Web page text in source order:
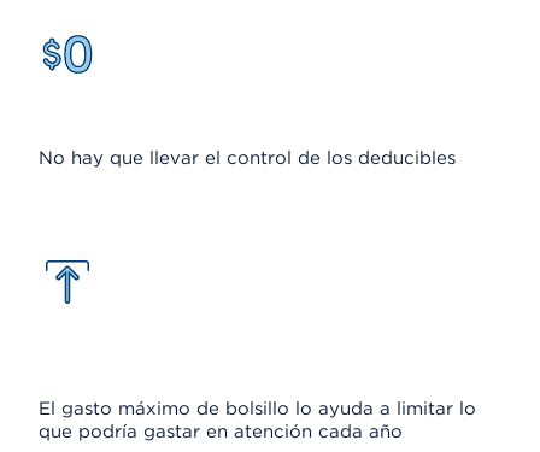
No hay que llevar el control de los deducibles
El gasto máximo de bolsillo lo ayuda a limitar lo
que podría gastar en atención cada año